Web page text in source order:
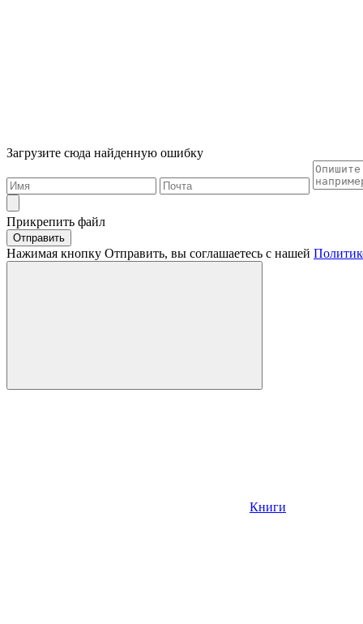
Загрузите сюда найденную ошибку
Прикрепить файл
Отправить
Нажимая кнопку Отправить, вы соглашаетесь с нашей
Книги